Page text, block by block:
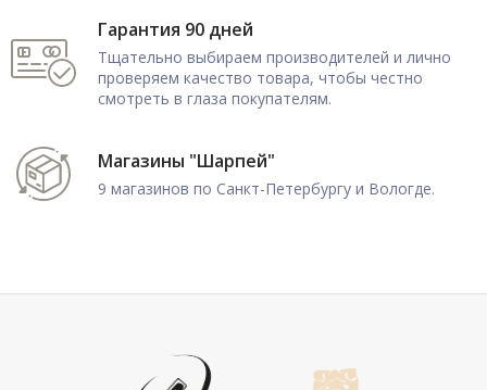
Гарантия 90 дней
Тщательно выбираем производителей и лично
проверяем качество товара, чтобы честно
смотреть в глаза покупателям.
Магазины "Шарпей"
9 магазинов по Санкт-Петербургу и Вологде.